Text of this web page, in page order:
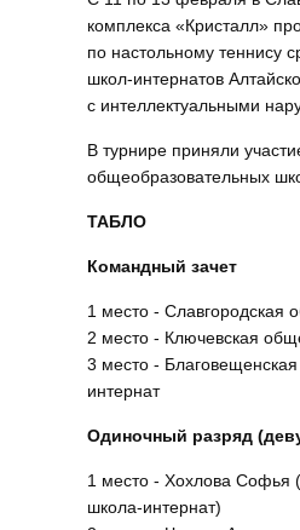
комплекса «Кристалл»
по настольному теннису
школ-интернатов
с интеллектуальными
В турнире приняли
общеобразовательных
ТАБЛО
Командный зачет
1 место - Славгородская
2 место - Ключевская
3 место -
интернат
Одиночный разряд
1 место - Хохлова Софья
школа-интернат)